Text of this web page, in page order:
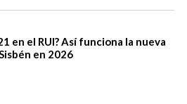
en el RUI? Así funciona la nueva
en 2026